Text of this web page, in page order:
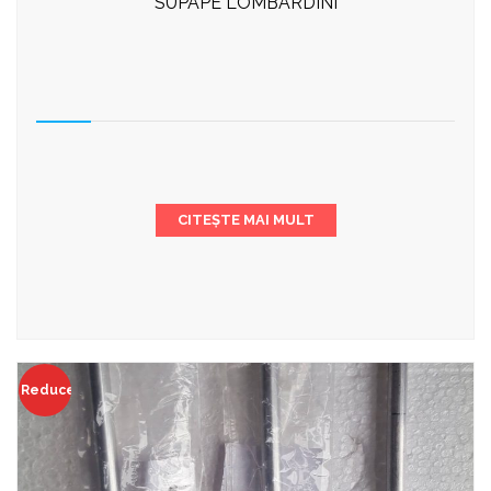
CITEȘTE MAI MULT
Reduceri!